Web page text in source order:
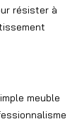
résister à
meuble